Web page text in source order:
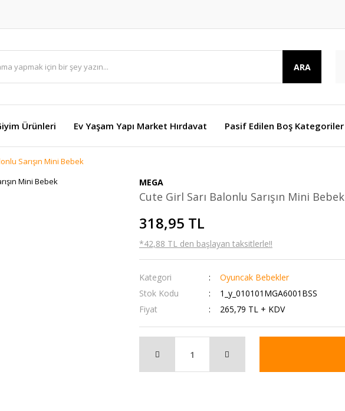
ARA
Ürünleri Ev Yaşam Yapı Market Hırdavat Pasif Edilen Boş Kategoriler
Sarışın Mini Bebek
MEGA
Cute Girl Sarı Balonlu Sarışın Mini Bebek
318,95 TL
*42,88 TL den başlayan taksitlerle!!
Kategori
Oyuncak Bebekler
Stok Kodu
1_y_010101MGA6001BSS
Fiyat
265,79 TL + KDV